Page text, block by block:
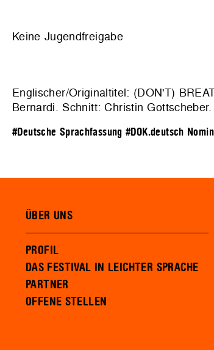
Keine Jugendfreigabe
Englischer/Originaltitel: (DON'T)
Bernardi. Schnitt: Christin
#Deutsche Sprachfassung #DOK.deutsch
ÜBER UNS
PROFIL
DAS FESTIVAL IN LEICHTER SPRACHE
PARTNER
OFFENE STELLEN